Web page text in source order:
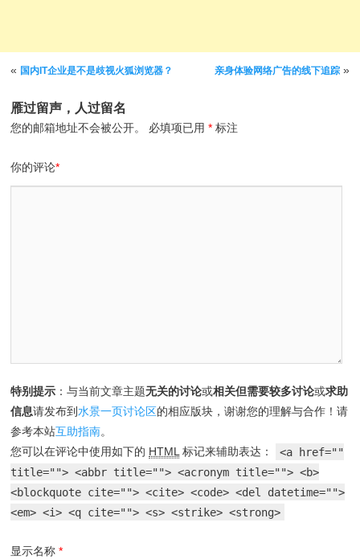
文章导航
« 国内IT企业是不是歧视火狐浏览器？ 亲身体验网络广告的线下追踪»
雁过留声，人过留名
您的邮箱地址不会被公开。 必填项已用* 标注
你的评论*
特别提示 ：与当前文章主题无关的讨论或相关但需要较多讨论或求助
信息请发布到水景一页讨论区的相应版块，谢谢您的理解与合作！请
参考本站互助指南。
您可以在评论中使用如下的 HTML标记来辅助表达：
<a href=""
title=""> <abbr title=""> <acronym title=""> <b>
<blockquote cite=""> <cite> <code> <del datetime="">
<em> <i> <q cite=""> <s> <strike> <strong>
显示名称*